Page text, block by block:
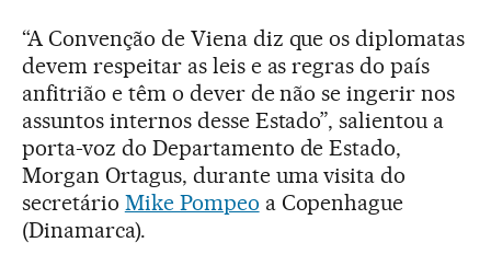
“A Convenção de Viena diz que os diplomatas
devem respeitar as leis e as regras do país
anfitrião e têm o dever de não se ingerir nos
assuntos internos desse Estado”, salientou a
porta-voz do Departamento de Estado,
Morgan Ortagus, durante uma visita do
secretário Mike Pompeo a Copenhague
(Dinamarca).